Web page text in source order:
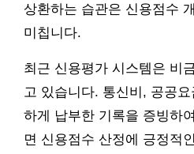
상환하는 습관은 신용점수
미칩니다.
최근 신용평가 시스템은 비
고 있습니다. 통신비, 공공
하게 납부한 기록을 증빙하
면 신용점수 산정에 긍정적